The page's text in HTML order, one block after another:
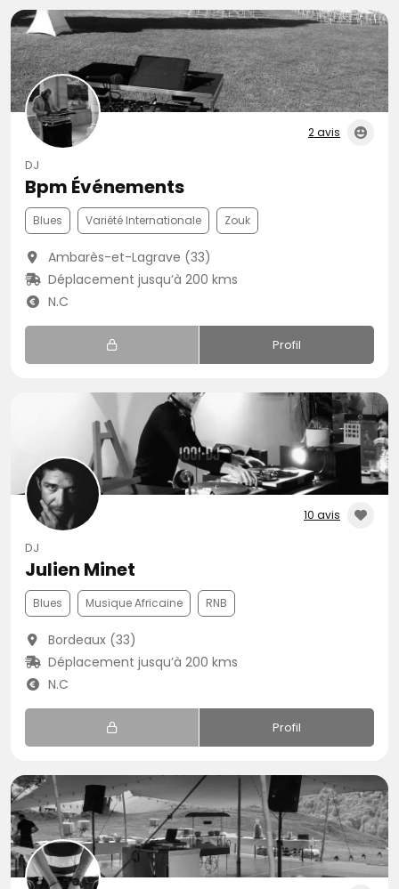
2 avis
DJ
Bpm Événements
Blues Variété Internationale Zouk
Ambarès-et-Lagrave (33)
Déplacement jusqu’à 200 kms
N.C
Profil
10 avis
DJ
Julien Minet
Blues Musique Africaine RNB
Bordeaux (33)
Déplacement jusqu’à 200 kms
N.C
Profil